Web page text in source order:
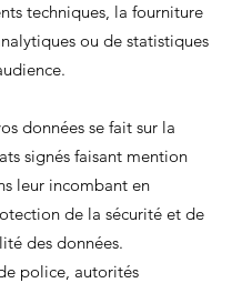
techniques, la fourniture
ou de statistiques
données se fait sur la
signés faisant mention
leur incombant en
de la sécurité et de
des données.
police, autorités